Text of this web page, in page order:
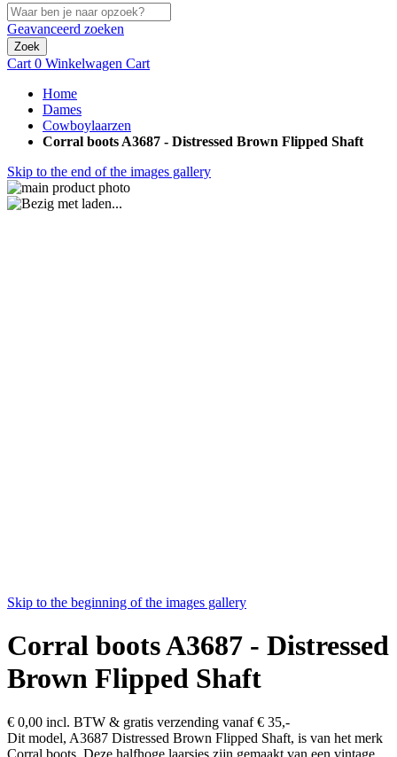
Geavanceerd zoeken
Zoek
Cart 0 Winkelwagen Cart
Home
Dames
Cowboylaarzen
Corral boots A3687 - Distressed Brown Flipped Shaft
Skip to the end of the images gallery
Skip to the beginning of the images gallery
Corral boots A3687 - Distressed
Brown Flipped Shaft
€ 0,00 incl. BTW & gratis verzending vanaf € 35,-
Dit model, A3687 Distressed Brown Flipped Shaft, is van het merk
Corral boots. Deze halfhoge laarsjes zijn gemaakt van een vintage